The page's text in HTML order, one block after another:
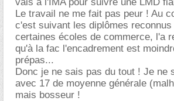
Le travail ne me fait pas peur ! Au
c'est suivant les diplômes reconnus
certaines écoles de commerce, l'a
qu'à la fac l'encadrement est
prépas...
Donc je ne sais pas du tout ! Je ne
avec 17 de moyenne générale
mais bosseur !